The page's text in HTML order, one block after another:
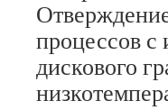
процессов
дискового